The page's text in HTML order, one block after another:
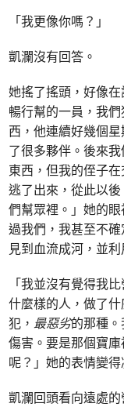
「我更像你嗎？」
凱瀾沒有回答。
她搖了搖頭，好像
暢行幫的一員，我
西，他連續好幾個
了很多夥伴。後來
東西，但我的侄子
逃了出來，從此以
們幫眾裡。」她的
過我們，我甚至不
見到血流成河，並
「我並沒有覺得我
什麼樣的人，做了
犯，最惡劣的那種
傷害。要是那個寶
呢？」她的表情變
凱瀾回頭看向遠處